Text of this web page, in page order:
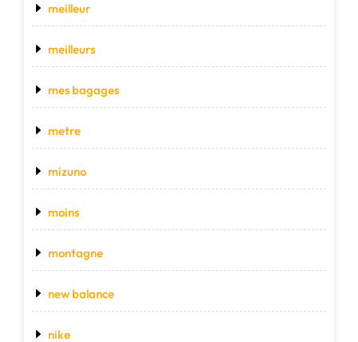
meilleur
meilleurs
mes bagages
metre
mizuno
moins
montagne
new balance
nike